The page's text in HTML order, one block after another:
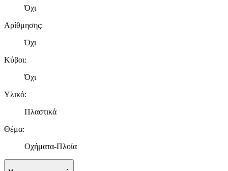
Όχι
Αρίθμησης:
Όχι
Κύβοι:
Όχι
Υλικό:
Πλαστικά
Θέμα:
Οχήματα-Πλοία